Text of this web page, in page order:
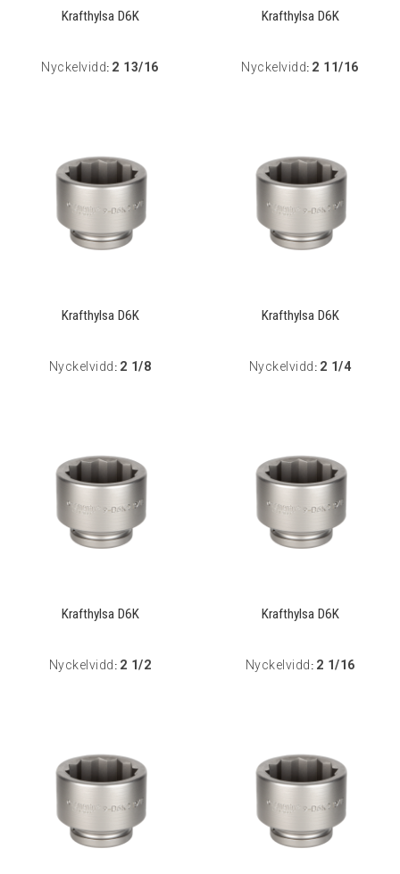
Krafthylsa D6K
Nyckelvidd: 2 13/16
Krafthylsa D6K
Nyckelvidd: 2 11/16
Krafthylsa D6K
Nyckelvidd : 2 1/8
Krafthylsa D6K
Nyckelvidd : 2 1/4
Krafthylsa D6K
Nyckelvidd : 2 1/2
Krafthylsa D6K
Nyckelvidd : 2 1/16